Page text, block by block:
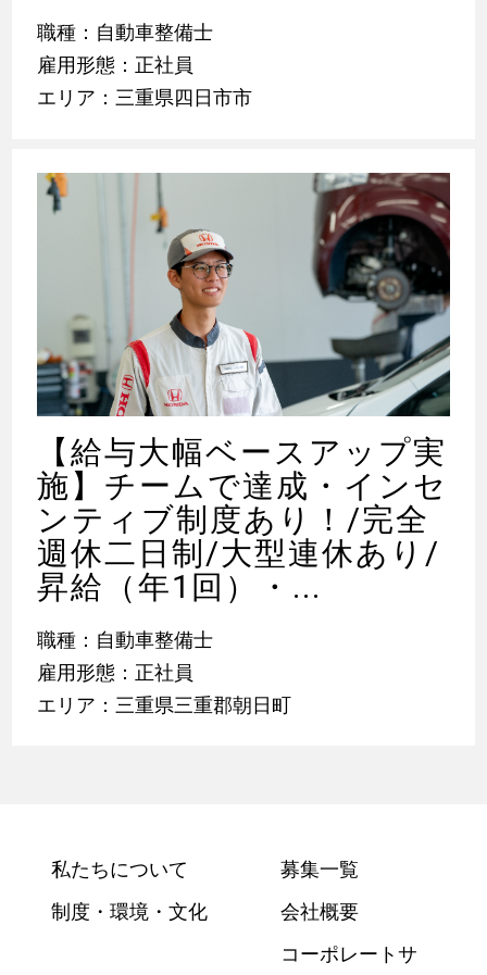
職種：自動車整備士
雇用形態：正社員
エリア：三重県四日市市
【給与大幅ベースアップ実
施】チームで達成・インセ
ンティブ制度あり！/完全
週休二日制/大型連休あり/
昇給（年1回）・...
職種：自動車整備士
雇用形態：正社員
エリア：三重県三重郡朝日町
私たちについて
制度・環境・文化
募集一覧
会社概要
コーポレートサ